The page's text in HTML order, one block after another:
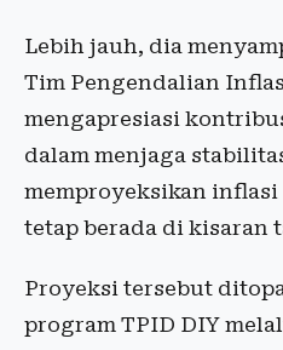
Lebih jauh, dia
Tim Pengendalian
mengapresiasi
dalam menjaga
memproyeksikan inflasi
tetap berada di kisaran
Proyeksi tersebut
program TPID DIY